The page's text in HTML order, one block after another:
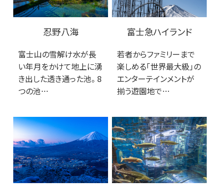
忍野八海
富士山の雪解け水が長
い年月をかけて地上に湧
き出した透き通った池。 8
つの池…
富士急ハイランド
若者からファミリーまで
楽しめる「世界最大級」の
エンターテインメントが
揃う遊園地で…